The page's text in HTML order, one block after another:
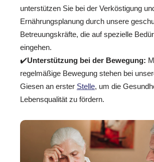
unterstützen Sie bei der Verköstigung
Ernährungsplanung durch unsere
Betreuungskräfte, die auf spezielle
eingehen.
✔️Unterstützung bei der Bewegung:
regelmäßige Bewegung stehen bei
Giesen an erster Stelle, um die
Lebensqualität zu fördern.